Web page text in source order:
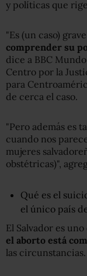
y políticas que
"Es (un caso)
comprender su
dice a BBC Mundo
Centro por la
para
de cerca el caso.
"Pero además es
cuando nos
mujeres
obstétricas)",
Qué es el
el único país
El Salvador es
el aborto está
las circunstancias.